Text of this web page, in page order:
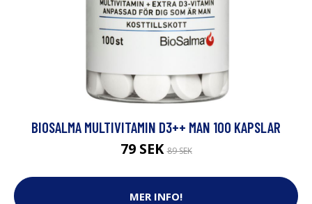
BIOSALMA MULTIVITAMIN D3++ MAN 100 KAPSLAR
79 SEK89 SEK
MER INFO!